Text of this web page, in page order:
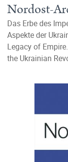
Nordost-
Das Erbe des
Aspekte der
Legacy of
the Ukrainian